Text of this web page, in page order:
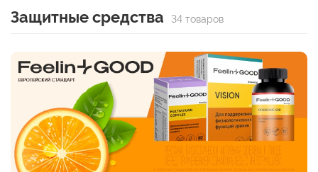
Защитные средства 34 товаров